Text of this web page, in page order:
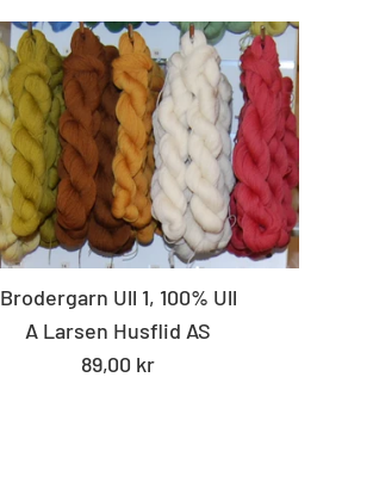
Brodergarn Ull 1, 100% Ull
A Larsen Husflid AS
Standard
89,00 kr